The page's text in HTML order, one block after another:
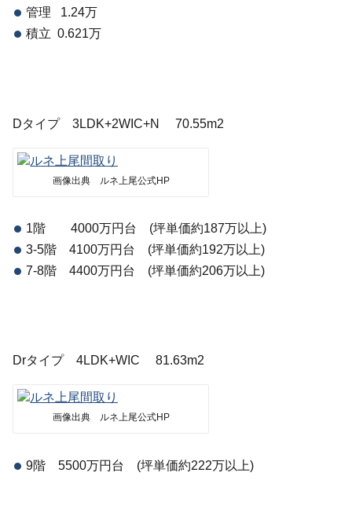
管理 1.24万
積立 0.621万
Dタイプ 3LDK+2WIC+N 70.55m2
画像出典 ルネ上尾公式HP
1階 4000万円台 (坪単価約187万以上)
3-5階 4100万円台 (坪単価約192万以上)
7-8階 4400万円台 (坪単価約206万以上)
Drタイプ 4LDK+WIC 81.63m2
画像出典 ルネ上尾公式HP
9階 5500万円台 (坪単価約222万以上)